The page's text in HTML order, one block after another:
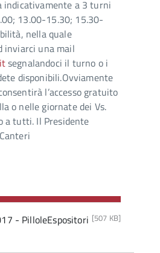
indicativamente a 3 turni
13.00-15.30; 15.30-
nella quale
inviarci una mail
segnalandoci il turno o i
disponibili.Ovviamente
l’accesso gratuito
o nelle giornate dei Vs.
a tutti. Il Presidente
- PilloleEspositori [507 KB]